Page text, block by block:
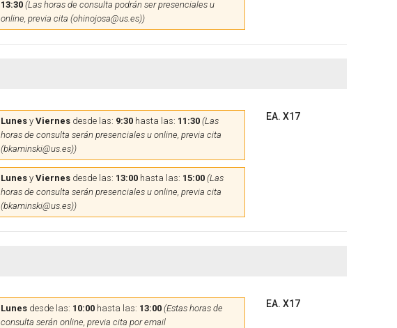
13:30 (Las horas de consulta podrán ser presenciales u
online, previa cita (ohinojosa@us.es))
Lunesy Viernesdesde las: 9:30hasta las: 11:30 (Las
horas de consulta serán presenciales u online, previa cita
(bkaminski@us.es))
Lunesy Viernesdesde las: 13:00hasta las: 15:00 (Las
horas de consulta serán presenciales u online, previa cita
(bkaminski@us.es))
EA. X17
Lunesdesde las: 10:00hasta las: 13:00 (Estas horas de
consulta serán online, previa cita por email
EA. X17